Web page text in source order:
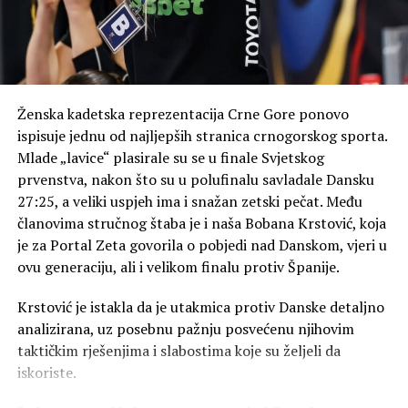
Ženska kadetska reprezentacija Crne Gore ponovo
ispisuje jednu od najljepših stranica crnogorskog sporta.
Mlade „lavice“ plasirale su se u finale Svjetskog
prvenstva, nakon što su u polufinalu savladale Dansku
27:25, a veliki uspjeh ima i snažan zetski pečat. Među
članovima stručnog štaba je i naša Bobana Krstović, koja
je za Portal Zeta govorila o pobjedi nad Danskom, vjeri u
ovu generaciju, ali i velikom finalu protiv Španije.
Krstović je istakla da je utakmica protiv Danske detaljno
analizirana, uz posebnu pažnju posvećenu njihovim
taktičkim rješenjima i slabostima koje su željeli da
iskoriste.